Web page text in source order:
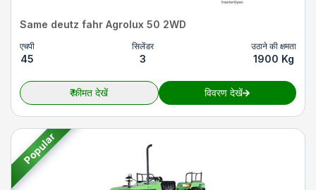
Same deutz fahr Agrolux 50 2WD
एचपी
45
सिलेंडर
3
उठाने की क्षमता
1900 Kg
₹कीमत देखें विवरण देखें
Popular